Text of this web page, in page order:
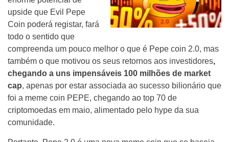
upside que Evil Pepe
Coin poderá registar, fará
todo o sentido que
compreenda um pouco melhor o que é Pepe coin 2.0, mas
também o que motivou os seus retornos aos investidores,
chegando a uns impensáveis 100 milhões de market
cap, apenas por estar associada ao sucesso bilionário que
foi a meme coin PEPE, chegando ao top 70 de
criptomoedas em maio, alimentado pelo hype da sua
comunidade.